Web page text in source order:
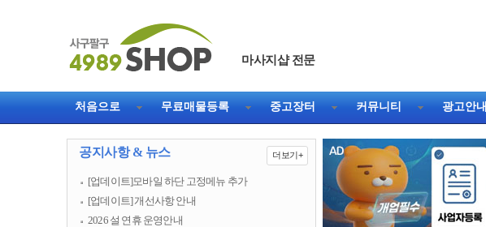
마사지샵 전문
처음으로 무료매물등록 중고장터 커뮤니티 광고안내
공지사항 & 뉴스 더보기+
[업데이트]모바일 하단 고정메뉴 추가
[업데이트] 개선사항 안내
2026 설 연휴 운영안내